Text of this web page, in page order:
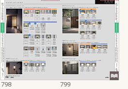
798 799